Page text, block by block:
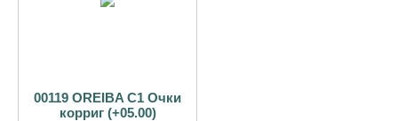
00119 OREIBA С1 Очки
корриг (+05.00)